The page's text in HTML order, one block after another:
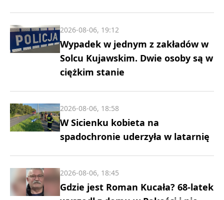
Wypadek w jednym z zakładów w
Solcu Kujawskim. Dwie osoby są w
ciężkim stanie
2026-08-06, 19:12
W Sicienku kobieta na
spadochronie uderzyła w latarnię
2026-08-06, 18:58
Gdzie jest Roman Kucała? 68-latek
2026-08-06, 18:45